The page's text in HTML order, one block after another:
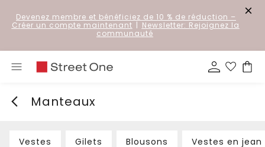
Devenez membre et bénéficiez de 10 % de réduction –
Créer un compte maintenant | Newsletter: Rejoignez la
communauté
Manteaux
Vestes Gilets Blousons Vestes en jean